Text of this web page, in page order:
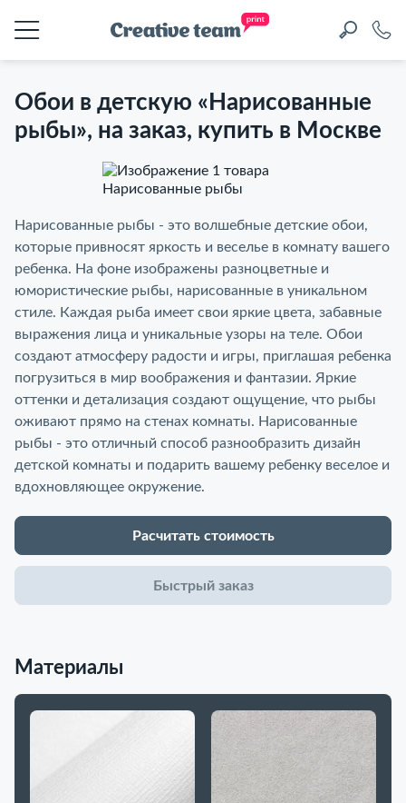
в
Обои в детскую «Нарисованные
рыбы», на заказ, купить в Москве
Обои в детскую
«Нарисованные рыбы», на
заказ, купить в Москве
Нарисованные рыбы - это волшебные детские обои,
которые привносят яркость и веселье в комнату вашего
ребенка. На фоне изображены разноцветные и
юмористические рыбы, нарисованные в уникальном
стиле. Каждая рыба имеет свои яркие цвета, забавные
выражения лица и уникальные узоры на теле. Обои
создают атмосферу радости и игры, приглашая ребенка
погрузиться в мир воображения и фантазии. Яркие
оттенки и детализация создают ощущение, что рыбы
оживают прямо на стенах комнаты. Нарисованные
рыбы - это отличный способ разнообразить дизайн
детской комнаты и подарить вашему ребенку веселое и
вдохновляющее окружение.
Расчитать стоимость
Быстрый заказ
Материалы